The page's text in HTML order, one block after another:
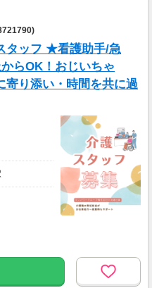
タッフ ★看護助手/急
らOK！おじいちゃ
寄り添い・時間を共に過